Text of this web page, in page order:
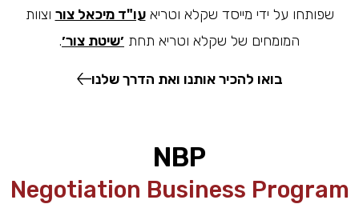
שפותחו על ידי מייסד שקלא וטריאעו"ד מיכאל צור וצוות
המומחים של שקלא וטריא תחת ׳שיטת צור׳.
בואו להכיר אותנו ואת הדרך שלנו
NBP
Negotiation Business Program